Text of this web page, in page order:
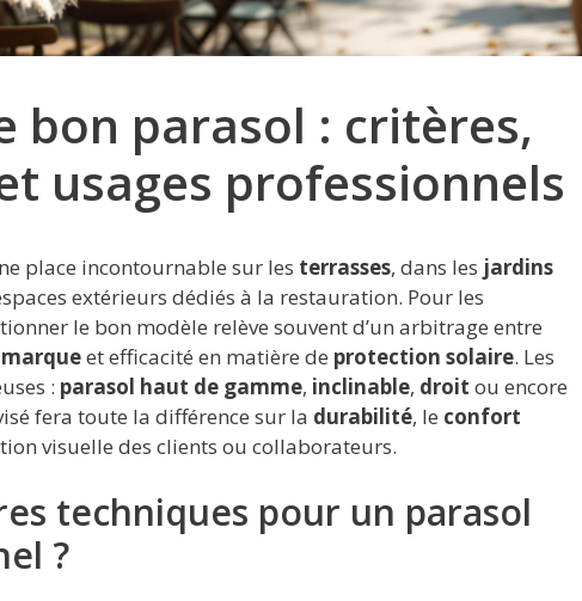
bon parasol : critères,
usages professionnels
place incontournable sur les terrasses, dans les jardins
extérieurs dédiés à la restauration. Pour les
le bon modèle relève souvent d’un arbitrage entre
et efficacité en matière de protection solaire. Les
: parasol haut de gamme, inclinable, droit ou encore
fera toute la différence sur la durabilité, le confort
visuelle des clients ou collaborateurs.
techniques pour un parasol
?